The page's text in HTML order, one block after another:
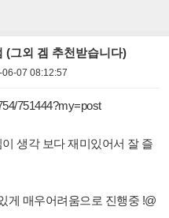
(그외 겜 추천받습니다)
07 08:12:57
751444?my=post
생각 보다 재미있어서 잘 즐
게 매우어려움으로 진행중 !@